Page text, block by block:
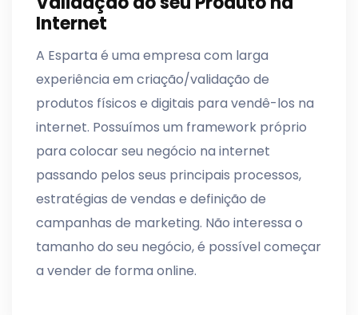
Internet
A Esparta é uma empresa com larga
experiência em criação/validação de
produtos físicos e digitais para vendê-los na
internet. Possuímos um framework próprio
para colocar seu negócio na internet
passando pelos seus principais processos,
estratégias de vendas e definição de
campanhas de marketing. Não interessa o
tamanho do seu negócio, é possível começar
a vender de forma online.